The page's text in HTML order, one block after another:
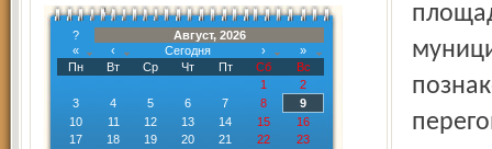
?
Август, 2026
«
‹ Сегодня ›
»
Пн
Вт Ср Чт Пт Сб
Вс
1
2
3
4 5 6 7 8
9
10
11 12 13 14 15
16
17
18 19 20 21 22
23